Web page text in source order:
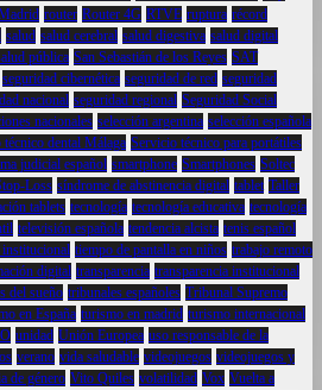
router Router 4G RTVE ruptura récord
salud salud cerebral salud digestiva salud digital
pública San Sebastián de los Reyes SAT
seguridad cibernética seguridad de red seguridad
nacional seguridad regional Seguridad Social
nacionales selección argentina selección española
técnico dental Málaga Servicio técnico para portátiles
judicial español smartphone Smartphones Soltec
Loss síndrome de abstinencia digital tablet Taller
tablets tecnología tecnología educativa tecnología
televisión española tendencia alcista tenis español
tiempo de pantalla en niños trabajo remoto
digital transparencia transparencia institucional
del sueño tribunales españoles Tribunal Supremo
en España turismo en madrid turismo internacional
unidad Unión Europea uso responsable de la
verano vida saludable videojuegos videojuegos y
de género Vito Quiles volatilidad Vox Vuelta a